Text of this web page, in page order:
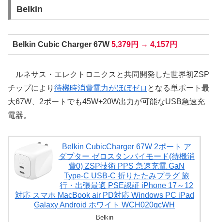
Belkin
Belkin Cubic Charger 67W 5,379円 → 4,157円
ルネサス・エレクトロニクスと共同開発した世界初ZSP
チップにより 待機時消費電力がほぼゼロ となる単ポート最
大67W、2ポートでも45W+20W出力が可能なUSB急速充
電器。
Belkin CubicCharger 67W 2ポート ア
ダプター ゼロスタンバイモード(待機消
費0) ZSP技術 PPS 急速充電 GaN
Type-C USB-C 折りたたみプラグ 旅
行・出張最適 PSE認証 iPhone 17～12
対応 スマホ MacBook air PD対応 Windows PC iPad
Galaxy Android ホワイト WCH020qcWH
Belkin